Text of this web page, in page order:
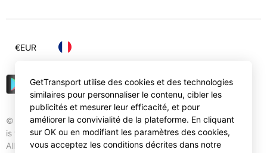
© Gettransport International Limited. GetTransport®
is trademark of Gettransport International Limited.
All rights reserved.
€EUR
GetTransport utilise des cookies et des technologies
similaires pour personnaliser le contenu, cibler les
publicités et mesurer leur efficacité, et pour
améliorer la convivialité de la plateforme. En cliquant
sur OK ou en modifiant les paramètres des cookies,
vous acceptez les conditions décrites dans notre